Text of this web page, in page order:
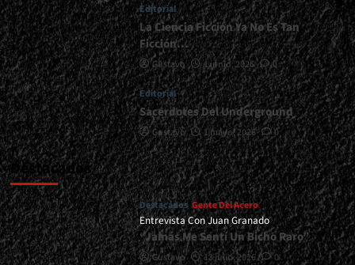
Editorial
La Ciencia Ficción Ya No Es Tan
Ficción…
Gustavo 1 junio, 2026 0
Editorial
Sacerdotes Del Underground
Gustavo 1 mayo, 2026 0
Destacados
Destacados Gente Del Acero
Entrevista Con Juan Granado
“Jamás Me Sentí Un Bicho Raro”
Gustavo 13 julio, 2026 0